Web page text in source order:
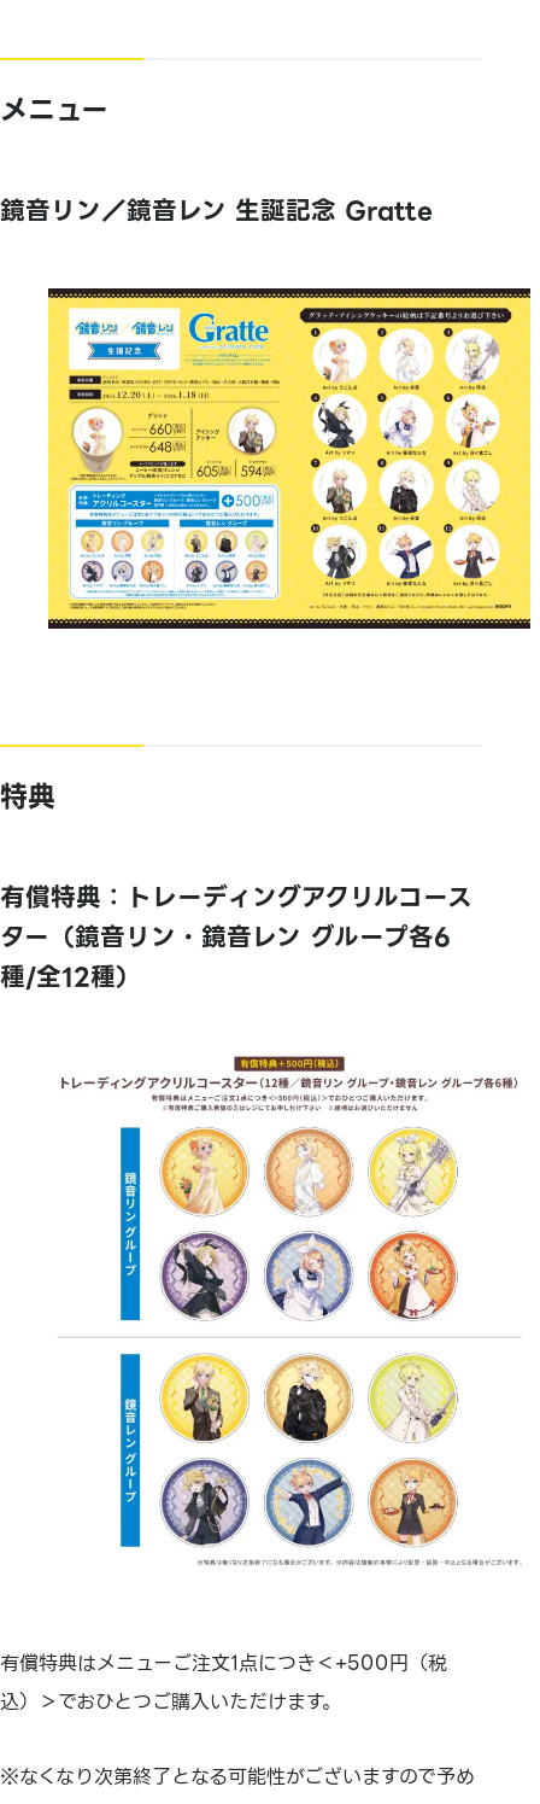
メニュー
鏡音リン／鏡音レン 生誕記念 Gratte
特典
有償特典：トレーディングアクリルコース
ター（鏡音リン・鏡音レン グループ各6
種/全12種）
有償特典はメニューご注文1点につき＜+500円（税
込）＞でおひとつご購入いただけます。
※なくなり次第終了となる可能性がございますので予め